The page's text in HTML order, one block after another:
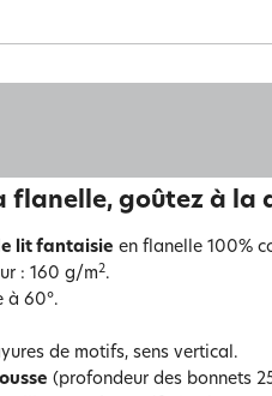
flanelle, goûtez à la
lit fantaisie en flanelle 100%
: 160 g/m2.
à 60°.
de motifs, sens vertical.
(profondeur des bonnets